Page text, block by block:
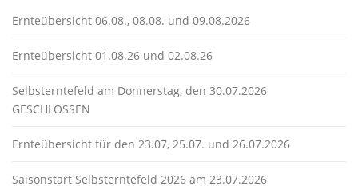
i
g
t
i
n
Ernteübersicht 06.08., 08.08. und 09.08.2026
Ernteübersicht 01.08.26 und 02.08.26
Selbsterntefeld am Donnerstag, den 30.07.2026
GESCHLOSSEN
Ernteübersicht für den 23.07, 25.07. und 26.07.2026
Saisonstart Selbsterntefeld 2026 am 23.07.2026